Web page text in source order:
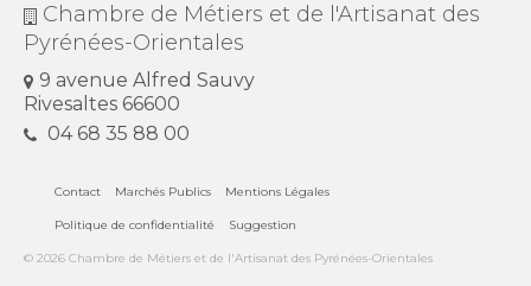
Chambre de Métiers et de l'Artisanat des
Pyrénées-Orientales
9 avenue Alfred Sauvy
Rivesaltes 66600
04 68 35 88 00
Contact Marchés Publics Mentions Légales
Politique de confidentialité Suggestion
© 2026 Chambre de Métiers et de l'Artisanat des Pyrénées-Orientales